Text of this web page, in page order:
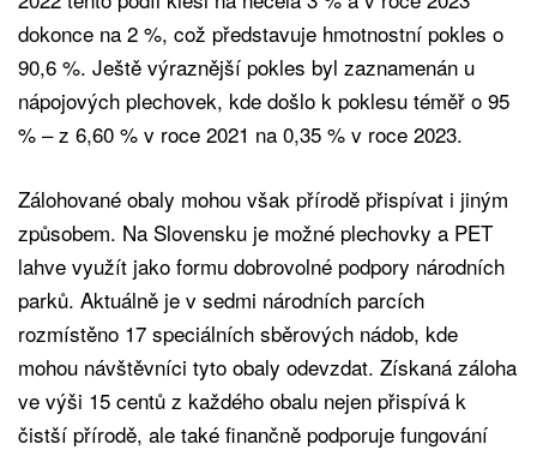
dokonce na 2 %, což představuje hmotnostní pokles o
90,6 %. Ještě výraznější pokles byl zaznamenán u
nápojových plechovek, kde došlo k poklesu téměř o 95
% – z 6,60 % v roce 2021 na 0,35 % v roce 2023.
Zálohované obaly mohou však přírodě přispívat i jiným
způsobem. Na Slovensku je možné plechovky a PET
lahve využít jako formu dobrovolné podpory národních
parků. Aktuálně je v sedmi národních parcích
rozmístěno 17 speciálních sběrových nádob, kde
mohou návštěvníci tyto obaly odevzdat. Získaná záloha
ve výši 15 centů z každého obalu nejen přispívá k
čistší přírodě, ale také finančně podporuje fungování